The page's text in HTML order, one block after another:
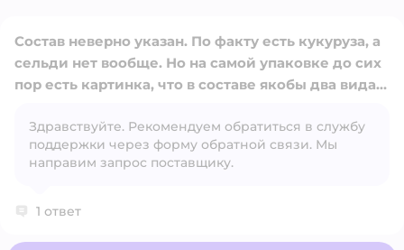
Открыть вопрос
Состав неверно указан. По факту есть кукуруза, а
сельди нет вообще. Но на самой упаковке до сих
пор есть картинка, что в составе якобы два вида
многих собак бывает аллергия на кукурузу.
Здравствуйте. Рекомендуем обратиться в службу
поддержки через форму обратной связи. Мы
направим запрос поставщику.
1 ответ